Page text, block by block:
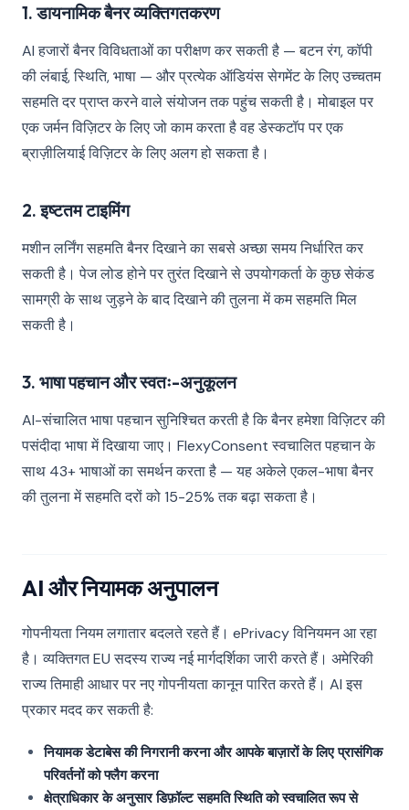
1. डायनामिक बैनर व्यक्तिगतकरण
AI हजारों बैनर विविधताओं का परीक्षण कर सकती है — बटन रंग, कॉपी
की लंबाई, स्थिति, भाषा — और प्रत्येक ऑडियंस सेगमेंट के लिए उच्चतम
सहमति दर प्राप्त करने वाले संयोजन तक पहुंच सकती है। मोबाइल पर
एक जर्मन विज़िटर के लिए जो काम करता है वह डेस्कटॉप पर एक
ब्राज़ीलियाई विज़िटर के लिए अलग हो सकता है।
2. इष्टतम टाइमिंग
मशीन लर्निंग सहमति बैनर दिखाने का सबसे अच्छा समय निर्धारित कर
सकती है। पेज लोड होने पर तुरंत दिखाने से उपयोगकर्ता के कुछ सेकंड
सामग्री के साथ जुड़ने के बाद दिखाने की तुलना में कम सहमति मिल
सकती है।
3. भाषा पहचान और स्वतः-अनुकूलन
AI-संचालित भाषा पहचान सुनिश्चित करती है कि बैनर हमेशा विज़िटर की
पसंदीदा भाषा में दिखाया जाए। FlexyConsent स्वचालित पहचान के
साथ 43+ भाषाओं का समर्थन करता है — यह अकेले एकल-भाषा बैनर
की तुलना में सहमति दरों को 15-25% तक बढ़ा सकता है।
AI और नियामक अनुपालन
गोपनीयता नियम लगातार बदलते रहते हैं। ePrivacy विनियमन आ रहा
है। व्यक्तिगत EU सदस्य राज्य नई मार्गदर्शिका जारी करते हैं। अमेरिकी
राज्य तिमाही आधार पर नए गोपनीयता कानून पारित करते हैं। AI इस
प्रकार मदद कर सकती है:
नियामक डेटाबेस की निगरानी करना और आपके बाज़ारों के लिए प्रासंगिक
परिवर्तनों को फ्लैग करना
क्षेत्राधिकार के अनुसार डिफ़ॉल्ट सहमति स्थिति को स्वचालित रूप से